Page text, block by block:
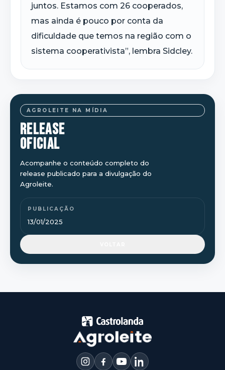
AGROLEITE NA MÍDIA
RELEASE
OFICIAL
Acompanhe o conteúdo completo do
release publicado para a divulgação do
Agroleite.
PUBLICAÇÃO
13/01/2025
juntos. Estamos com 26 cooperados,
mas ainda é pouco por conta da
dificuldade que temos na região com o
sistema cooperativista”, lembra Sidcley.